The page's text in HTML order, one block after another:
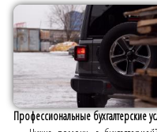
Профессиональные бухгалтерские